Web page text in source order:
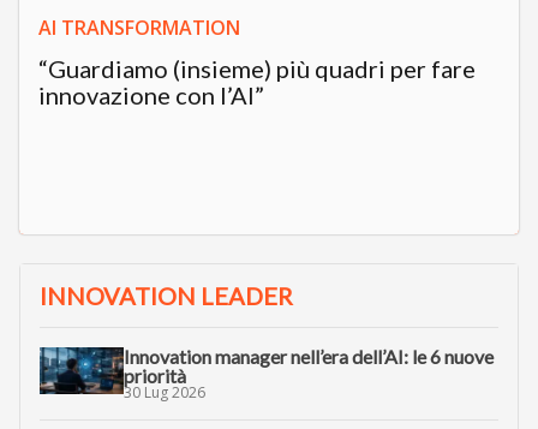
AI TRANSFORMATION
“Guardiamo (insieme) più quadri per fare
innovazione con l’AI”
INNOVATION LEADER
Innovation manager nell’era dell’AI: le 6 nuove
priorità
30 Lug 2026